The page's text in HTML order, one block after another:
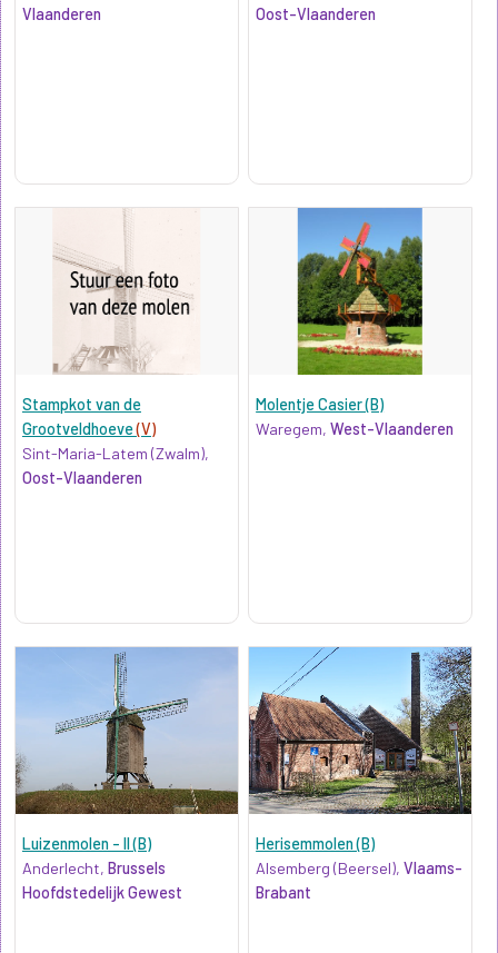
Vlaanderen
Oost-Vlaanderen
Stampkot van de
Grootveldhoeve(V)
Sint-Maria-Latem (Zwalm),
Oost-Vlaanderen
Molentje Casier (B)
Waregem,West-Vlaanderen
Luizenmolen - II (B)
Anderlecht, Brussels
Hoofdstedelijk Gewest
Herisemmolen (B)
Alsemberg (Beersel),Vlaams-
Brabant